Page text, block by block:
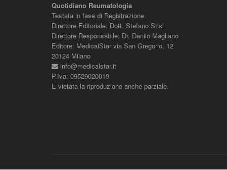
Quotidiano Reumatologia
Testata in fase di Registrazione
Direttore Editoriale: Dott. Stefano Stisi
Direttore Responsabile: Dr. Danilo Magliano
Editore: MedicalStar via San Gregorio, 12
20124 Milano
info@medicalstar.it
P.Iva: 09529020019
È vietata la riproduzione anche parziale.